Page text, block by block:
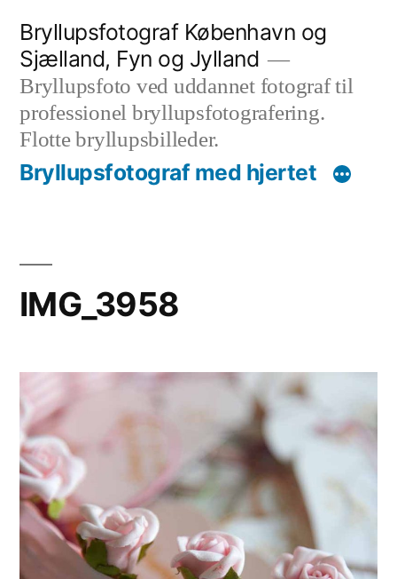
indhold
Bryllupsfotograf København og
Sjælland, Fyn og Jylland
Bryllupsfoto ved uddannet fotograf til
professionel bryllupsfotografering.
Flotte bryllupsbilleder.
Bryllupsfotograf med hjertet
IMG_3958